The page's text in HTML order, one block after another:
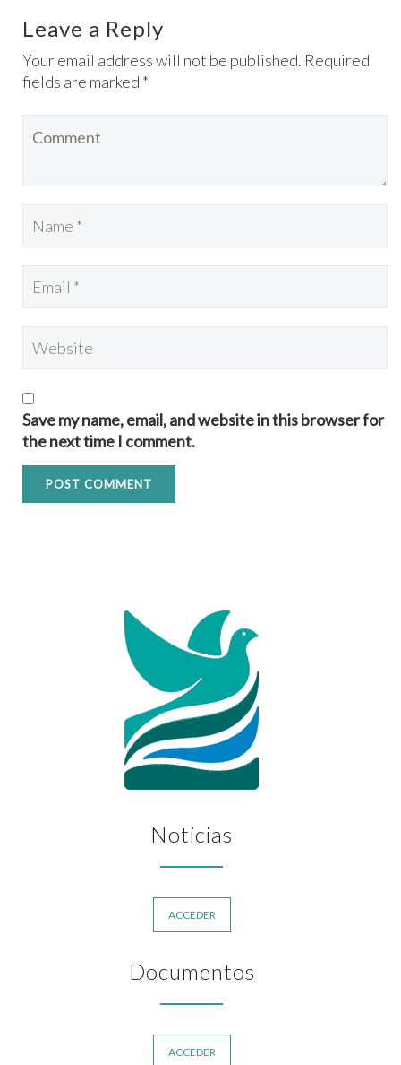
Leave a Reply
Your email address will not be published. Required
fields are marked *
Save my name, email, and website in this browser for
the next time I comment.
Noticias
ACCEDER
Documentos
ACCEDER